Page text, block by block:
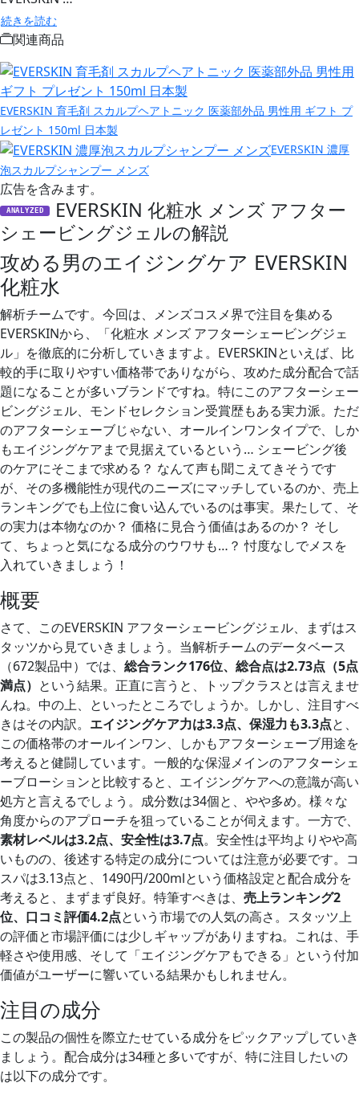
続きを読む
関連商品
EVERSKIN 育毛剤 スカルプヘアトニック 医薬部外品 男性用 ギフト プ
レゼント 150ml 日本製
EVERSKIN 濃厚
泡スカルプシャンプー メンズ
広告を含みます。
ANALYZED
EVERSKIN 化粧水 メンズ アフター
シェービングジェルの解説
攻める男のエイジングケア EVERSKIN
化粧水
解析チームです。今回は、メンズコスメ界で注目を集める
EVERSKINから、「化粧水 メンズ アフターシェービングジェ
ル」を徹底的に分析していきますよ。EVERSKINといえば、比
較的手に取りやすい価格帯でありながら、攻めた成分配合で話
題になることが多いブランドですね。特にこのアフターシェー
ビングジェル、モンドセレクション受賞歴もある実力派。ただ
のアフターシェーブじゃない、オールインワンタイプで、しか
もエイジングケアまで見据えているという… シェービング後
のケアにそこまで求める？ なんて声も聞こえてきそうです
が、その多機能性が現代のニーズにマッチしているのか、売上
ランキングでも上位に食い込んでいるのは事実。果たして、そ
の実力は本物なのか？ 価格に見合う価値はあるのか？ そし
て、ちょっと気になる成分のウワサも…？ 忖度なしでメスを
入れていきましょう！
概要
さて、このEVERSKIN アフターシェービングジェル、まずはス
タッツから見ていきましょう。当解析チームのデータベース
（672製品中）では、 総合ランク176位、総合点は2.73点（5点
満点） という結果。正直に言うと、トップクラスとは言えませ
んね。中の上、といったところでしょうか。しかし、注目すべ
きはその内訳。 エイジングケア力は3.3点、保湿力も3.3点と、
この価格帯のオールインワン、しかもアフターシェーブ用途を
考えると健闘しています。一般的な保湿メインのアフターシェ
ーブローションと比較すると、エイジングケアへの意識が高い
処方と言えるでしょう。成分数は34個と、やや多め。様々な
角度からのアプローチを狙っていることが伺えます。一方で、
素材レベルは3.2点、安全性は3.7点。安全性は平均よりやや高
いものの、後述する特定の成分については注意が必要です。コ
スパは3.13点と、1490円/200mlという価格設定と配合成分を
考えると、まずまず良好。特筆すべきは、 売上ランキング2
位、口コミ評価4.2点という市場での人気の高さ。スタッツ上
の評価と市場評価には少しギャップがありますね。これは、手
軽さや使用感、そして「エイジングケアもできる」という付加
価値がユーザーに響いている結果かもしれません。
注目の成分
この製品の個性を際立たせている成分をピックアップしていき
ましょう。配合成分は34種と多いですが、特に注目したいの
は以下の成分です。